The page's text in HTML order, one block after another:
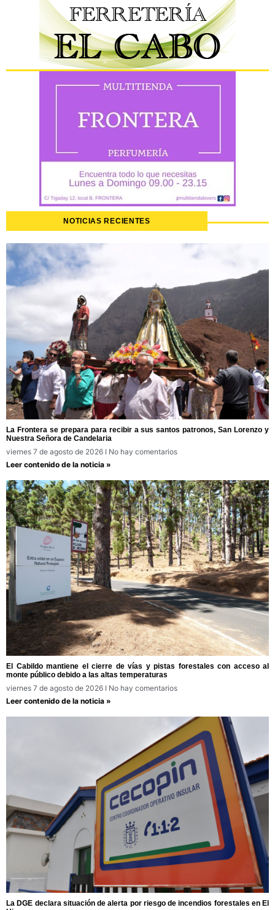
NOTICIAS RECIENTES
La Frontera se prepara para recibir a sus santos patronos, San Lorenzo y
Nuestra Señora de Candelaria
viernes 7 de agosto de 2026
No hay comentarios
Leer contenido de la noticia »
El Cabildo mantiene el cierre de vías y pistas forestales con acceso al
monte público debido a las altas temperaturas
viernes 7 de agosto de 2026
No hay comentarios
Leer contenido de la noticia »
La DGE declara situación de alerta por riesgo de incendios forestales en El